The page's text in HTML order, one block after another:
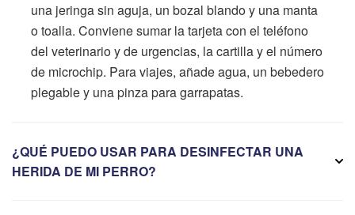
una jeringa sin aguja, un bozal blando y una manta
o toalla. Conviene sumar la tarjeta con el teléfono
del veterinario y de urgencias, la cartilla y el número
de microchip. Para viajes, añade agua, un bebedero
plegable y una pinza para garrapatas.
¿QUÉ PUEDO USAR PARA DESINFECTAR UNA
HERIDA DE MI PERRO?